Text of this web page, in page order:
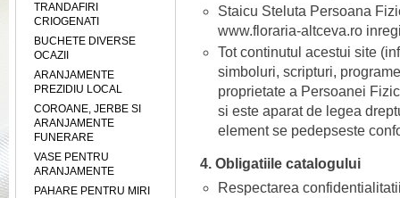
TRANDAFIRI
CRIOGENATI
BUCHETE DIVERSE
OCAZII
ARANJAMENTE
PREZIDIU LOCAL
COROANE, JERBE SI
ARANJAMENTE
FUNERARE
VASE PENTRU
ARANJAMENTE
PAHARE PENTRU MIRI
Staicu Steluta Persoana
www.floraria-altceva.ro
Tot continutul acestui site
simboluri, scripturi,
proprietate a Persoanei
si este aparat de legea
element se pedepseste
4. Obligatiile catalogului
Respectarea